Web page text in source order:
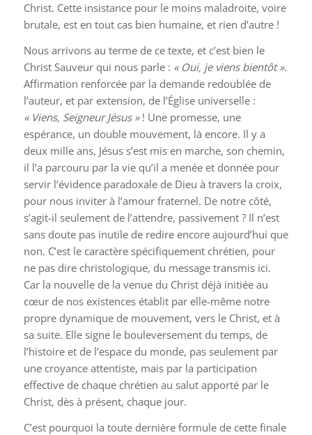
Christ. Cette insistance pour le moins maladroite, voire
brutale, est en tout cas bien humaine, et rien d’autre !
Nous arrivons au terme de ce texte, et c’est bien le
Christ Sauveur qui nous parle : « Oui, je viens bientôt ».
Affirmation renforcée par la demande redoublée de
l’auteur, et par extension, de l’Église universelle :
« Viens, Seigneur Jésus »! Une promesse, une
espérance, un double mouvement, là encore. Il y a
deux mille ans, Jésus s’est mis en marche, son chemin,
il l’a parcouru par la vie qu’il a menée et donnée pour
servir l’évidence paradoxale de Dieu à travers la croix,
pour nous inviter à l’amour fraternel. De notre côté,
s’agit-il seulement de l’attendre, passivement ? Il n’est
sans doute pas inutile de redire encore aujourd’hui que
non. C’est le caractère spécifiquement chrétien, pour
ne pas dire christologique, du message transmis ici.
Car la nouvelle de la venue du Christ déjà initiée au
cœur de nos existences établit par elle-même notre
propre dynamique de mouvement, vers le Christ, et à
sa suite. Elle signe le bouleversement du temps, de
l’histoire et de l’espace du monde, pas seulement par
une croyance attentiste, mais par la participation
effective de chaque chrétien au salut apporté par le
Christ, dès à présent, chaque jour.
C’est pourquoi la toute dernière formule de cette finale